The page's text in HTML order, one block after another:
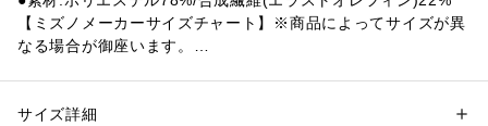
【ミズノメーカーサイズチャート】※商品によってサイズが異
なる場合が御座います。
ト79～85cm 【LL(XL)サイズ】ウエスト83～89cm 【3L(2XL)
性別：メンズ
サイズ詳細